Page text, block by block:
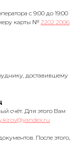
с 9:00 до 19:00
карты № 2202 2006
доставившему
счёт. Для этого Вам
После этого,